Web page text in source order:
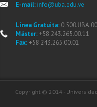
E-mail: info@uba.edu.ve
Línea Gratuita:
Máster:+58 243.265.00.11
Fax:+58 243.265.00.01
Copyright © 2014 -